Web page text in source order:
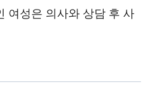
여성은 의사와 상담 후 사